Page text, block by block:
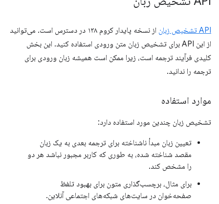
API تشخیص زبان
از نسخه پایدار کروم ۱۳۸ در دسترس است. می‌توانید
از این API برای تشخیص زبان متن ورودی استفاده کنید. این بخش
کلیدی فرآیند ترجمه است، زیرا ممکن است همیشه زبان ورودی برای
ترجمه را ندانید.
موارد استفاده
تشخیص زبان چندین مورد استفاده دارد:
تعیین زبان مبدأ ناشناخته برای ترجمه بعدی به یک زبان
مقصد شناخته شده، به طوری که کاربر مجبور نباشد هر دو
را مشخص کند.
برای مثال، برچسب‌گذاری متون برای بهبود تلفظ
صفحه‌خوان در سایت‌های شبکه‌های اجتماعی آنلاین.